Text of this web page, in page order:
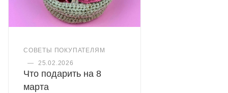
СОВЕТЫ ПОКУПАТЕЛЯМ
—
25.02.2026
Что подарить на 8
марта